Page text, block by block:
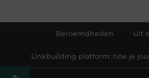
Beroemdheden Uit
Linkbuilding platform: hoe je